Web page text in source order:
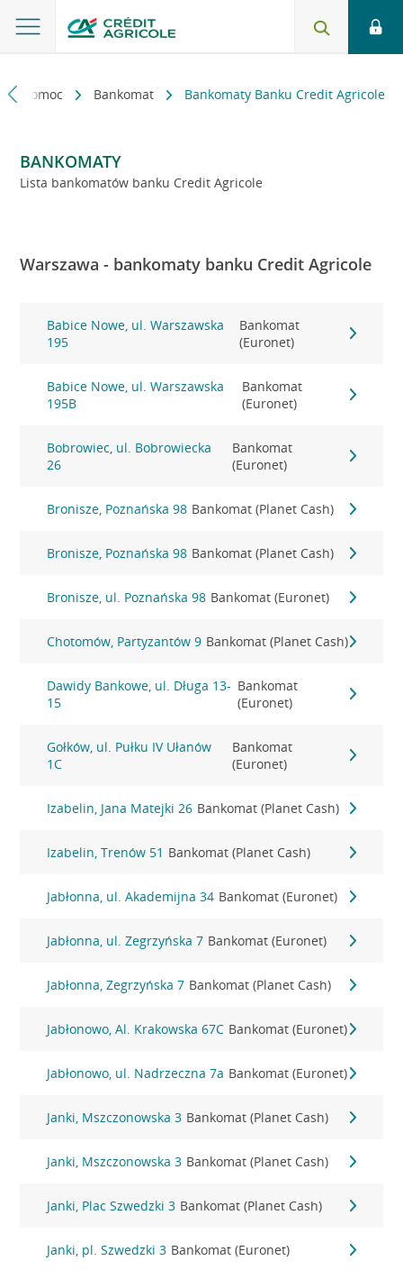
i pomoc Bankomat Bankomaty Banku Credit Agricole
BANKOMATY
Lista bankomatów banku Credit Agricole
Warszawa - bankomaty banku Credit Agricole
Babice Nowe, ul. Warszawska
195
Bankomat
(Euronet)
Babice Nowe, ul. Warszawska
195B
Bankomat
(Euronet)
Bobrowiec, ul. Bobrowiecka
26
Bankomat
(Euronet)
Bronisze, Poznańska 98 Bankomat (Planet Cash)
Bronisze, Poznańska 98 Bankomat (Planet Cash)
Bronisze, ul. Poznańska 98 Bankomat (Euronet)
Chotomów, Partyzantów 9 Bankomat (Planet Cash)
Dawidy Bankowe, ul. Długa 13-
15
Bankomat
(Euronet)
Gołków, ul. Pułku IV Ułanów
1C
Bankomat
(Euronet)
Izabelin, Jana Matejki 26 Bankomat (Planet Cash)
Izabelin, Trenów 51 Bankomat (Planet Cash)
Jabłonna, ul. Akademijna 34 Bankomat (Euronet)
Jabłonna, ul. Zegrzyńska 7 Bankomat (Euronet)
Jabłonna, Zegrzyńska 7 Bankomat (Planet Cash)
Jabłonowo, Al. Krakowska 67C Bankomat (Euronet)
Jabłonowo, ul. Nadrzeczna 7a Bankomat (Euronet)
Janki, Mszczonowska 3 Bankomat (Planet Cash)
Janki, Mszczonowska 3 Bankomat (Planet Cash)
Janki, Plac Szwedzki 3 Bankomat (Planet Cash)
Janki, pl. Szwedzki 3 Bankomat (Euronet)